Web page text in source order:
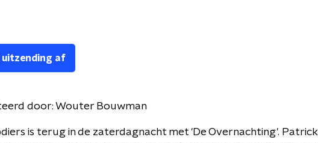
uitzending af
door: Wouter Bouwman
is terug in de zaterdagnacht met 'De Overnachting'. Patrick